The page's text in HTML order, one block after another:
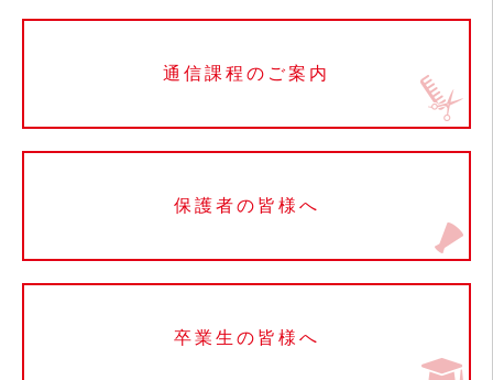
通信課程のご案内
保護者の皆様へ
卒業生の皆様へ